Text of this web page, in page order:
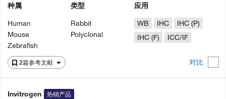
2篇参考文献 对比
种属
Human
Mouse
Zebrafish
类型
Rabbit
Polyclonal
应用
WB
IHC
IHC (P)
IHC (F)
ICC/IF
Invitrogen 热销产品